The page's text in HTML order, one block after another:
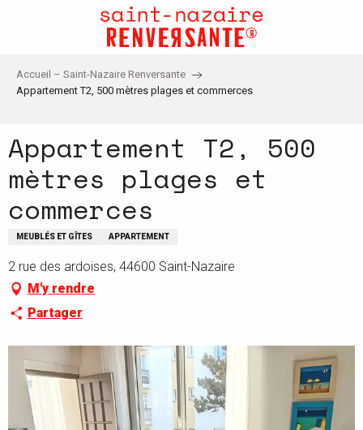
principal
Accueil – Saint-Nazaire Renversante
Appartement T2, 500 mètres plages et commerces
Appartement T2, 500
mètres plages et
commerces
MEUBLÉS ET GÎTES APPARTEMENT
2 rue des ardoises, 44600 Saint-Nazaire
M'y rendre
Partager